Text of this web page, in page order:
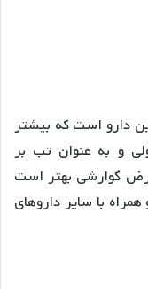
این دارو است که بیشتر
و به عنوان تب بر
گوارشی بهتر است
با سایر داروهای